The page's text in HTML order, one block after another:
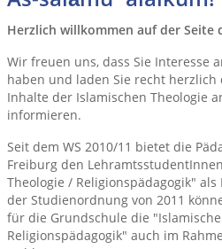
Herzlich willkommen auf der Seite
Wir freuen uns, dass Sie Interesse
haben und laden Sie recht herzlich
Inhalte der Islamischen Theologie
informieren.
Seit dem WS 2010/11 bietet die
Freiburg den
Theologie / Religionspädagogik"
der Studienordnung von 2011
für die Grundschule die
Religionspädagogik" auch im